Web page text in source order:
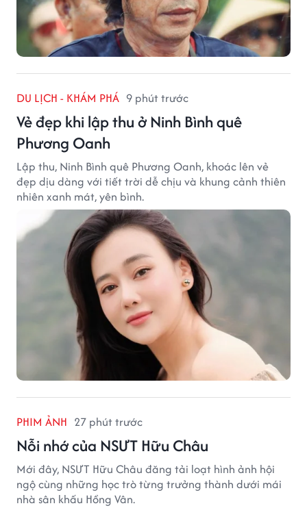
DU LỊCH - KHÁM PHÁ 9 phút trước
Vẻ đẹp khi lập thu ở Ninh Bình quê
Phương Oanh
Lập thu, Ninh Bình quê Phương Oanh, khoác lên vẻ
đẹp dịu dàng với tiết trời dễ chịu và khung cảnh thiên
nhiên xanh mát, yên bình.
PHIM ẢNH 27 phút trước
Nỗi nhớ của NSƯT Hữu Châu
Mới đây, NSƯT Hữu Châu đăng tải loạt hình ảnh hội
ngộ cùng những học trò từng trưởng thành dưới mái
nhà sân khấu Hồng Vân.